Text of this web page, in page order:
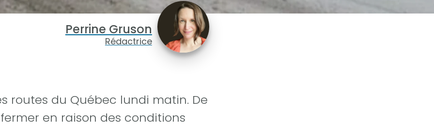
Perrine Gruson
Rédactrice
routes du Québec lundi matin. De
en raison des conditions